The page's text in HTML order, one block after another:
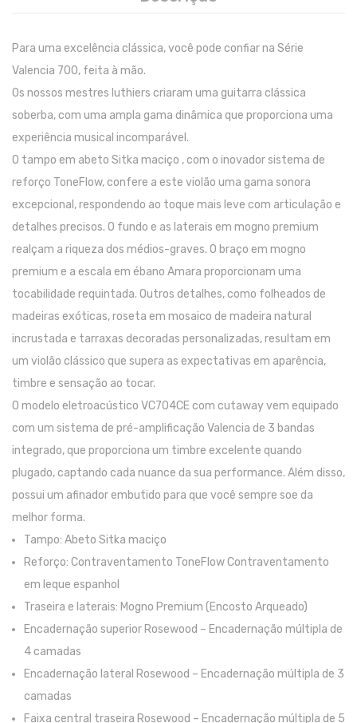
Peles
Baquetas
Cajons
SOPROS
Flautas Transversais
Clarinetes
Saxofones
Trombones
Harmonicas
Melódicas
Outros Instrumentos
Palhetas
ARCO
Violas de Arco
Para uma excelência clássica, você pode confiar na Série
Valencia 700, feita à mão.
Os nossos mestres luthiers criaram uma guitarra clássica
soberba, com uma ampla gama dinâmica que proporciona uma
experiência musical incomparável.
O tampo em abeto Sitka maciço , com o inovador sistema de
reforço ToneFlow, confere a este violão uma gama sonora
excepcional, respondendo ao toque mais leve com articulação e
detalhes precisos. O fundo e as laterais em mogno premium
realçam a riqueza dos médios-graves. O braço em mogno
premium e a escala em ébano Amara proporcionam uma
tocabilidade requintada. Outros detalhes, como folheados de
madeiras exóticas, roseta em mosaico de madeira natural
incrustada e tarraxas decoradas personalizadas, resultam em
um violão clássico que supera as expectativas em aparência,
timbre e sensação ao tocar.
O modelo eletroacústico VC704CE com cutaway vem equipado
com um sistema de pré-amplificação Valencia de 3 bandas
integrado, que proporciona um timbre excelente quando
plugado, captando cada nuance da sua performance. Além disso,
possui um afinador embutido para que você sempre soe da
melhor forma.
Tampo: Abeto Sitka maciço
Reforço: Contraventamento ToneFlow Contraventamento
em leque espanhol
Traseira e laterais: Mogno Premium (Encosto Arqueado)
Encadernação superior Rosewood – Encadernação múltipla de
4 camadas
Encadernação lateral Rosewood – Encadernação múltipla de 3
camadas
Faixa central traseira Rosewood – Encadernação múltipla de 5